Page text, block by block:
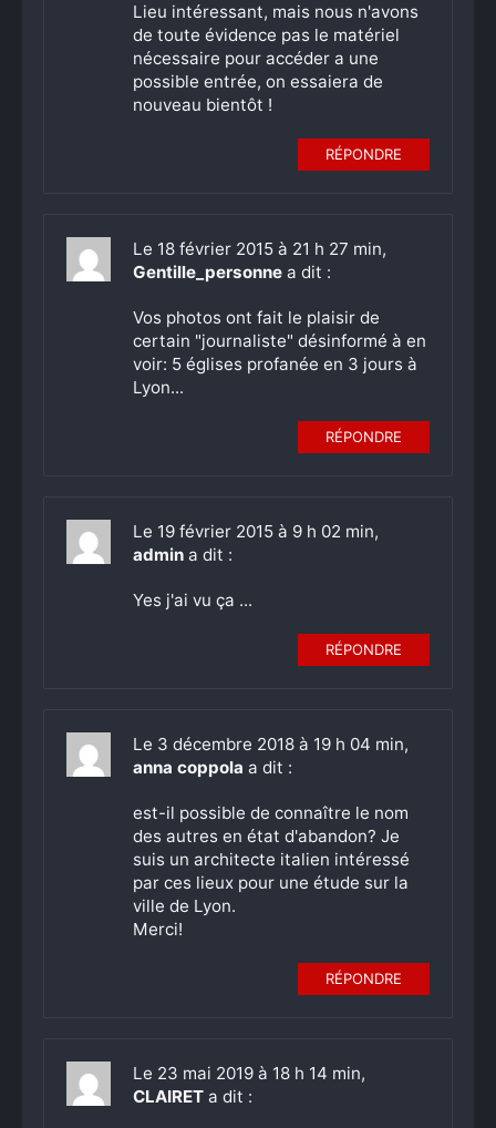
Lieu intéressant, mais nous n'avons
de toute évidence pas le matériel
nécessaire pour accéder a une
possible entrée, on essaiera de
nouveau bientôt !
RÉPONDRE
Le 18 février 2015 à 21 h 27 min,
Gentille_personne a dit :
Vos photos ont fait le plaisir de
certain "journaliste" désinformé à en
voir: 5 églises profanée en 3 jours à
Lyon...
RÉPONDRE
Le 19 février 2015 à 9 h 02 min,
admin a dit :
Yes j'ai vu ça ...
RÉPONDRE
Le 3 décembre 2018 à 19 h 04 min,
anna coppola a dit :
est-il possible de connaître le nom
des autres en état d'abandon? Je
suis un architecte italien intéressé
par ces lieux pour une étude sur la
ville de Lyon.
Merci!
RÉPONDRE
Le 23 mai 2019 à 18 h 14 min,
CLAIRET a dit :